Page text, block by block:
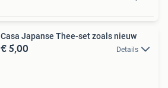
Casa Japanse Thee-set zoals nieuw
€ 5,00 Details